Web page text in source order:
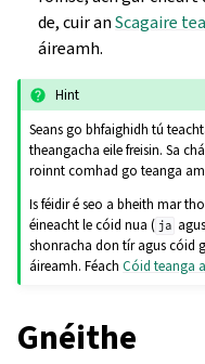
de, cuir anScagaire
áireamh.
Hint
Seans go bhfaighidh tú
theangacha eile freisin. Sa
roinnt comhad go teanga
Is féidir é seo a bheith mar
éineacht le cóid nua ( ja agus
shonracha don tír agus cóid
áireamh. FéachCóid teanga
Gnéithe